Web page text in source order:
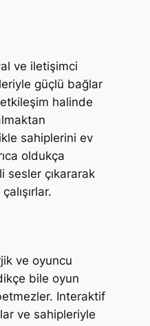
ve iletişimci
güçlü bağlar
halinde
sahiplerini ev
oldukça
sesler çıkararak
ve oyuncu
bile oyun
Interaktif
ve sahipleriyle